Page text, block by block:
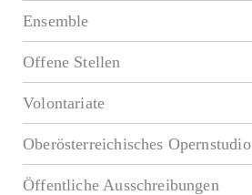
Ensemble
Offene Stellen
Volontariate
Oberösterreichisches Opernstudio
Öffentliche Ausschreibungen